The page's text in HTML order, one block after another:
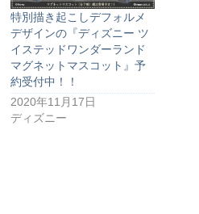
特別描き起こしデフォルメ
デザインの『ディズニー ツ
イステッドワンダーランド
マグネットマスコット』予
約受付中！！
2020年11月17日
ディズニー